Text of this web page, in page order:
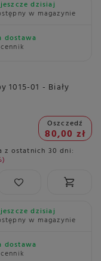
jeszcze dzisiaj
w magazynie
dostawa
01 - Biały
Oszczedź
80,00 zł
z ostatnich 30 dni:
jeszcze dzisiaj
w magazynie
dostawa